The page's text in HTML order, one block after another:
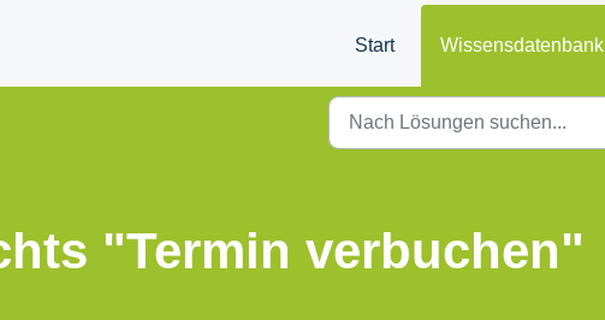
Start Wissensdatenbank
"Termin verbuchen"